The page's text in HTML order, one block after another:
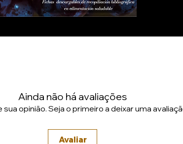
natural,
también un potente aliado para tu salud?
beneficios que este pequeño fruto tiene para
uvas, cargadas de antioxidantes, vitaminas y fibra,
Ainda não há avaliações
opinião. Seja o primeiro a deixar uma
Avaliar